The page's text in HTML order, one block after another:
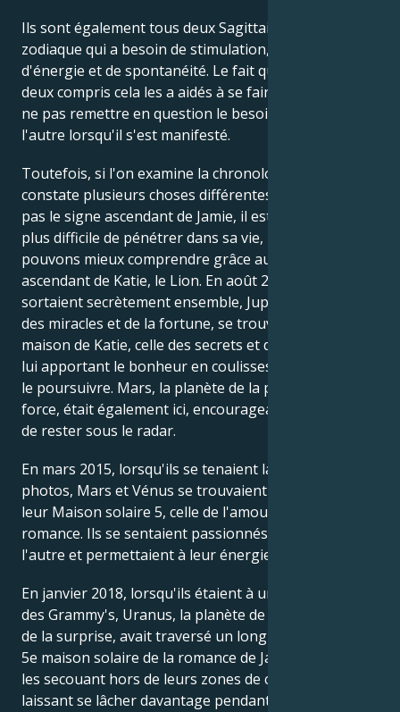
Ils sont également tous deux Sagittaires, un signe du
zodiaque qui a besoin de stimulation, d'excitation,
d'énergie et de spontanéité. Le fait qu'ils aient tous
deux compris cela les a aidés à se faire confiance et à
ne pas remettre en question le besoin de liberté de
l'autre lorsqu'il s'est manifesté.
Toutefois, si l'on examine la chronologie, on
constate plusieurs choses différentes. Nous n'avons
pas le signe ascendant de Jamie, il est donc un peu
plus difficile de pénétrer dans sa vie, mais nous
pouvons mieux comprendre grâce au signe
ascendant de Katie, le Lion. En août 2013, alors qu'ils
sortaient secrètement ensemble, Jupiter, la planète
des miracles et de la fortune, se trouvait dans la 12e
maison de Katie, celle des secrets et de la vie privée,
lui apportant le bonheur en coulisses - et l'incitant à
le poursuivre. Mars, la planète de la passion et de la
force, était également ici, encourageant son besoin
de rester sous le radar.
En mars 2015, lorsqu'ils se tenaient la main sur les
photos, Mars et Vénus se trouvaient tous deux dans
leur Maison solaire 5, celle de l'amour et de la
romance. Ils se sentaient passionnés l'un pour
l'autre et permettaient à leur énergie de s'exprimer.
En janvier 2018, lorsqu'ils étaient à une fête publique
des Grammy's, Uranus, la planète de la libération et
de la surprise, avait traversé un long transit dans la
5e maison solaire de la romance de Jamie et de Katie,
les secouant hors de leurs zones de confort et les
laissant se lâcher davantage pendant cette période.